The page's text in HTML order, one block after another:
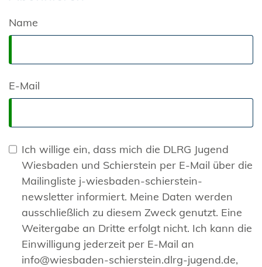
Name
E-Mail
Ich willige ein, dass mich die DLRG Jugend
Wiesbaden und Schierstein per E-Mail über die
Mailingliste j-wiesbaden-schierstein-
newsletter informiert. Meine Daten werden
ausschließlich zu diesem Zweck genutzt. Eine
Weitergabe an Dritte erfolgt nicht. Ich kann die
Einwilligung jederzeit per E-Mail an
info@wiesbaden-schierstein.dlrg-jugend.de,